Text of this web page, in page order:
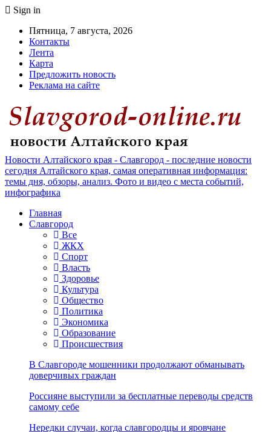
Sign in
Пятница, 7 августа, 2026
Контакты
Лента
Карта
Предложить новость
Реклама на сайте
Новости Алтайского края - Славгород - последние новости
сегодня Алтайского края, самая оперативная информация:
темы дня, обзоры, анализ. Фото и видео с места событий,
инфографика
Главная
Славгород
Все
ЖКХ
Спорт
Власть
Здоровье
Культура
Общество
Политика
Экономика
Образование
Происшествия
В Славгороде мошенники продолжают обманывать
доверчивых граждан
Россияне выступили за бесплатные переводы средств
самому себе
Нередки случаи, когда славгородцы и яровчане